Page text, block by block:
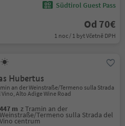
Südtirol Guest Pass
Od 70€
1 noc / 1 byt Včetně DPH
Hubertus
an der Weinstraße/Termeno sulla Strada
Vino, Alto Adige Wine Road
447 m z Tramin an der
Weinstraße/Termeno sulla Strada del
Vino centrum